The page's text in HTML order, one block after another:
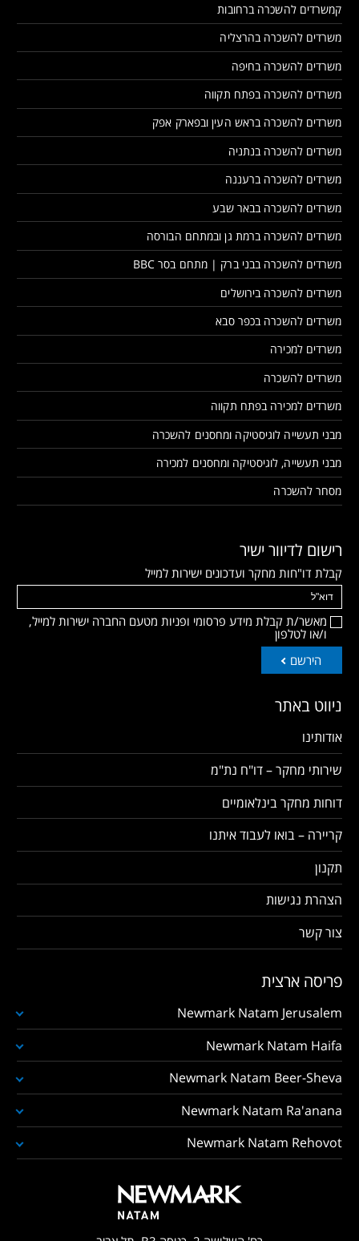
קמשרדים להשכרה ברחובות
משרדים להשכרה בהרצליה
משרדים להשכרה בחיפה
משרדים להשכרה בפתח תקווה
משרדים להשכרה בראש העין ובפארק אפק
משרדים להשכרה בנתניה
משרדים להשכרה ברעננה
משרדים להשכרה בבאר שבע
משרדים להשכרה ברמת גן ובמתחם הבורסה
משרדים להשכרה בבני ברק | מתחם בסר BBC
משרדים להשכרה בירושלים
משרדים להשכרה בכפר סבא
משרדים למכירה
משרדים להשכרה
משרדים למכירה בפתח תקווה
מבני תעשייה לוגיסטיקה ומחסנים להשכרה
מבני תעשייה, לוגיסטיקה ומחסנים למכירה
מסחר להשכרה
רישום לדיוור ישיר
קבלת דו"חות מחקר ועדכונים ישירות למייל
מאשר/ת קבלת מידע פרסומי ופניות מטעם החברה ישירות למייל,
ו/או לטלפון
הירשם
ניווט באתר
אודותינו
שירותי מחקר – דו"ח נת"מ
דוחות מחקר בינלאומיים
קריירה – בואו לעבוד איתנו
תקנון
הצהרת נגישות
צור קשר
פריסה ארצית
Newmark Natam Jerusalem
Newmark Natam Haifa
Newmark Natam Beer-Sheva
Newmark Natam Ra'anana
Newmark Natam Rehovot